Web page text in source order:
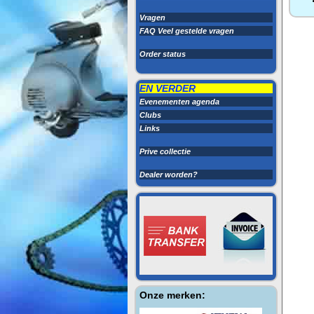
Vragen
FAQ Veel gestelde vragen
Order status
EN VERDER
Evenementen agenda
Clubs
Links
Prive collectie
Dealer worden?
Onze merken: